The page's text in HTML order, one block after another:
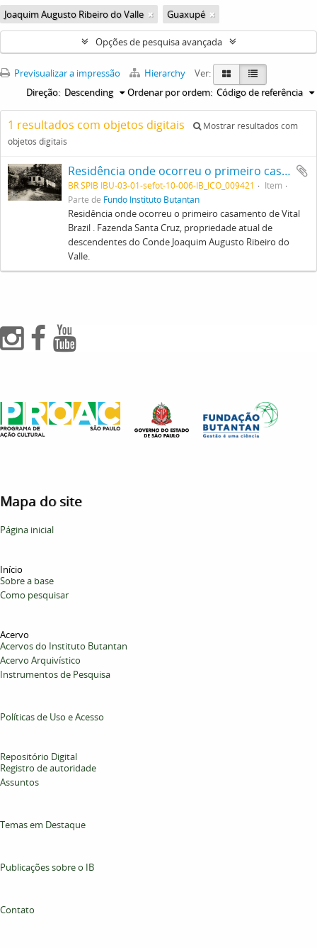
Joaquim Augusto Ribeiro do Valle Guaxupé
Opções de pesquisa avançada
Previsualizar a impressão Hierarchy
Ver:
Ordenar por ordem: Código de referência
Direção: Descending
1 resultados com objetos digitais
Mostrar resultados com
objetos digitais
Residência onde ocorreu o primeiro casamento de Vital Brazil . Fazenda Santa Cruz, propriedade atual de descendentes do Conde Joaquim Augusto Ribeiro do Valle.
BR SPIB IBU-03-01-sefot-10-006-IB_ICO_009421
Item
Parte de Fundo Instituto Butantan
Residência onde ocorreu o primeiro casamento de Vital
Brazil . Fazenda Santa Cruz, propriedade atual de
descendentes do Conde Joaquim Augusto Ribeiro do
Valle.
Mapa do site
Página inicial
Início
Sobre a base
Como pesquisar
Acervo
Acervos do Instituto Butantan
Acervo Arquivístico
Instrumentos de Pesquisa
Políticas de Uso e Acesso
Repositório Digital
Registro de autoridade
Assuntos
Temas em Destaque
Publicações sobre o IB
Contato